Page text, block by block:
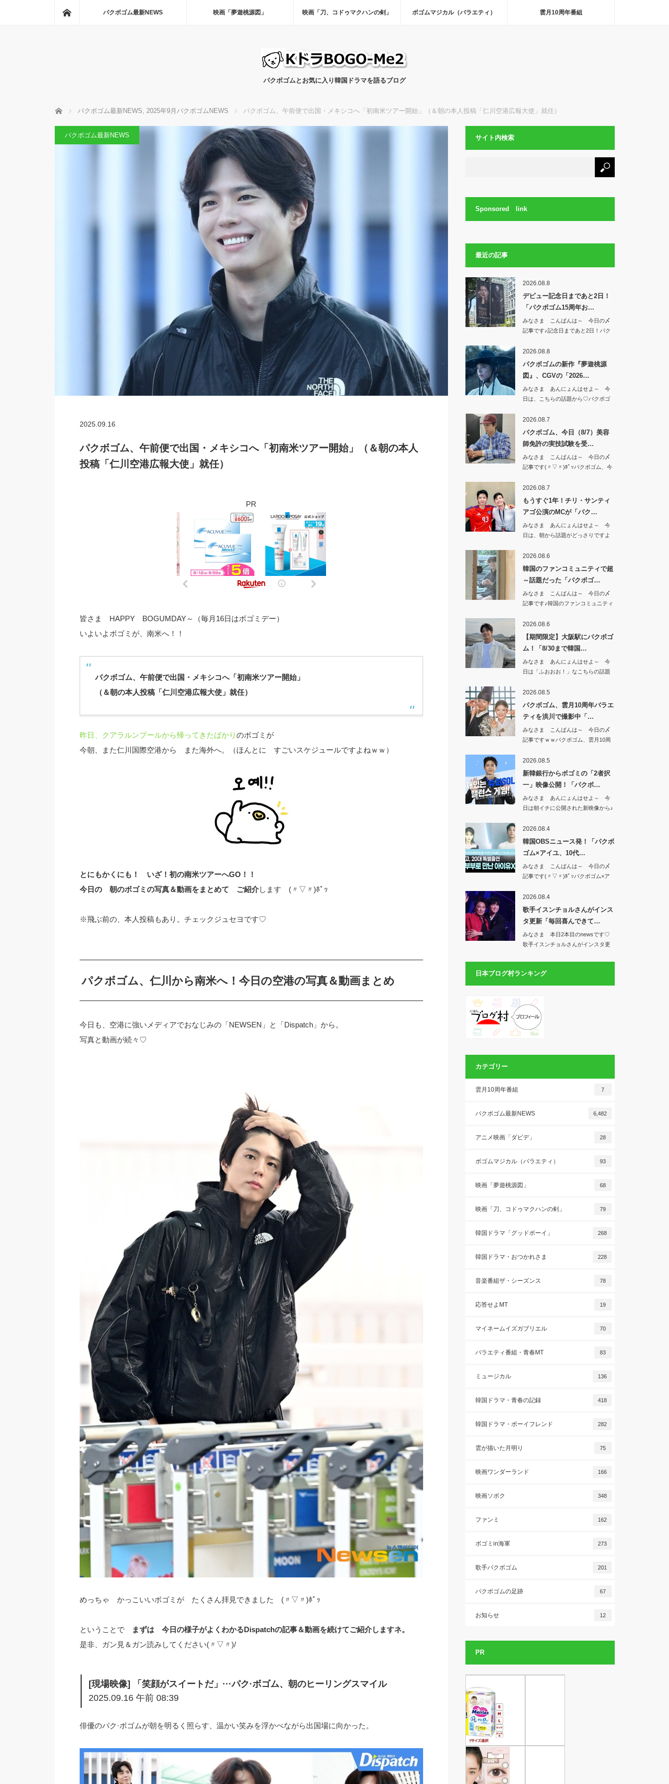
パクボゴム最新NEWS 映画「夢遊桃源図」 映画「刀、コドゥマクハンの剣」 ボゴムマジカル（バラエティ） 雲月10周年番組
パクボゴムとお気に入り韓国ドラマを語るブログ
ホーム パクボゴム最新NEWS, 2025年9月パクボゴムNEWS パクボゴム、午前便で出国・メキシコへ「初南米ツアー開始」（＆朝の本人投稿「仁川空港広報大使」就任）
パクボゴム最新NEWS
2025.09.16
パクボゴム、午前便で出国・メキシコへ「初南米ツアー開始」（＆朝の本人
投稿「仁川空港広報大使」就任）
PR
皆さま HAPPY BOGUMDAY～（毎月16日はボゴミデー）
いよいよボゴミが、南米へ！！
パクボゴム、午前便で出国・メキシコへ「初南米ツアー開始」
（＆朝の本人投稿「仁川空港広報大使」就任）
昨日、クアラルンプールから帰ってきたばかりのボゴミが
今朝、また仁川国際空港から また海外へ。（ほんとに すごいスケジュールですよねｗｗ）
とにもかくにも！ いざ！初の南米ツアーへGO！！
今日の 朝のボゴミの写真＆動画をまとめて ご紹介します (〃▽〃)ﾎﾟｯ
※飛ぶ前の、本人投稿もあり。チェックジュセヨです♡
パクボゴム、仁川から南米へ！今日の空港の写真＆動画まとめ
今日も、空港に強いメディアでおなじみの「NEWSEN」と「Dispatch」から。
写真と動画が続々♡
めっちゃ かっこいいボゴミが たくさん拝見できました (〃▽〃)ﾎﾟｯ
ということで
まずは 今日の様子がよくわかるDispatchの記事＆動画を続けてご紹介しますネ。
是非、ガン見＆ガン読みしてください(〃▽〃)/
[現場映像] 「笑顔がスイートだ」···パク·ボゴム、朝のヒーリングスマイル
2025.09.16 午前 08:39
俳優のパク·ボゴムが朝を明るく照らす、温かい笑みを浮かべながら出国場に向かった。
サイト内検索
Sponsored link
最近の記事
2026.08.8
デビュー記念日まであと2日！
「パクボゴム15周年お…
みなさま こんばんは～ 今日の〆
記事です♪記念日まであと2日！パク
2026.08.8
パクボゴムの新作『夢遊桃源
図』、CGVの「2026…
みなさま あんにょんはせよ～ 今
日は、こちらの話題から♡パクボゴ
2026.08.7
パクボゴム、今日（8/7）美容
師免許の実技試験を受…
みなさま こんばんは～ 今日の〆
記事です(〃▽〃)ﾎﾟｯパクボゴム、今
2026.08.7
もうすぐ1年！チリ・サンティ
アゴ公演のMCが「パク…
みなさま あんにょんはせよ～ 今
日は、朝から話題がどっさりですよ
2026.08.6
韓国のファンコミュニティで超
～話題だった「パクボゴ…
みなさま こんばんは～ 今日の〆
記事です♪韓国のファンコミュニティ
2026.08.6
【期間限定】大阪駅にパクボゴ
ム！「8/30まで韓国…
みなさま あんにょんはせよ～ 今
日は「ふおおお！」なこちらの話題
2026.08.5
パクボゴム、雲月10周年バラエ
ティを洪川で撮影中「…
みなさま こんばんは～ 今日の〆
記事ですｗｗパクボゴム、雲月10周
2026.08.5
新韓銀行からボゴミの「2者択
一」映像公開！「パクボ…
みなさま あんにょんはせよ～ 今
日は朝イチに公開された新映像から♪
2026.08.4
韓国OBSニュース発！「パクボ
ゴム×アイユ、10代…
みなさま こんばんは～ 今日の〆
記事です(〃▽〃)ﾎﾟｯパクボゴム×ア
2026.08.4
歌手イスンチョルさんがインス
タ更新「毎回喜んできて…
みなさま 本日2本目のnewsです♡
歌手イスンチョルさんがインスタ更
日本ブログ村ランキング
カテゴリー
雲月10周年番組 7
パクボゴム最新NEWS 6,482
アニメ映画「ダビデ」 28
ボゴムマジカル（バラエティ） 93
映画「夢遊桃源図」 68
映画「刀、コドゥマクハンの剣」 79
韓国ドラマ「グッドボーイ」 268
韓国ドラマ・おつかれさま 228
音楽番組ザ・シーズンス 78
応答せよMT 19
マイネームイズガブリエル 70
バラエティ番組・青春MT 83
ミュージカル 136
韓国ドラマ・青春の記録 418
韓国ドラマ・ボーイフレンド 282
雲が描いた月明り 75
映画ワンダーランド 166
映画ソボク 348
ファンミ 162
ボゴミin海軍 273
歌手パクボゴム 201
パクボゴムの足跡 67
お知らせ 12
PR